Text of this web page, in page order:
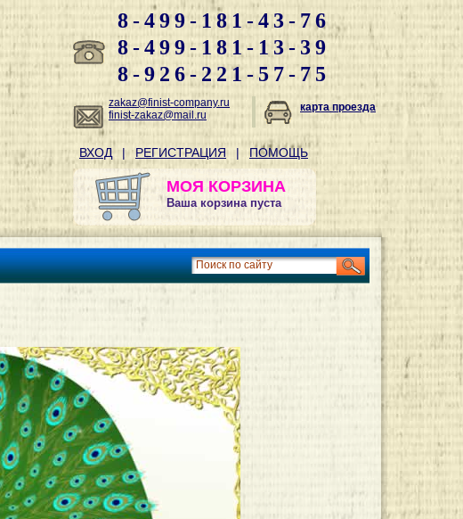
8-499-181-43-76
8-499-181-13-39
8-926-221-57-75
zakaz@finist-company.ru
finist-zakaz@mail.ru
карта проезда
ВХОД | РЕГИСТРАЦИЯ | ПОМОЩЬ
МОЯ КОРЗИНА
Ваша корзина пуста